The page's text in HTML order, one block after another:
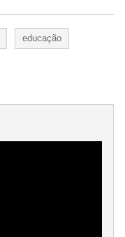
educação